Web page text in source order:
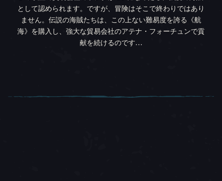
として認められます。ですが、冒険はそこで終わりではあり
ません。伝説の海賊たちは、この上ない難易度を誇る《航
海》を購入し、強大な貿易会社のアテナ・フォーチュンで貢
献を続けるのです...